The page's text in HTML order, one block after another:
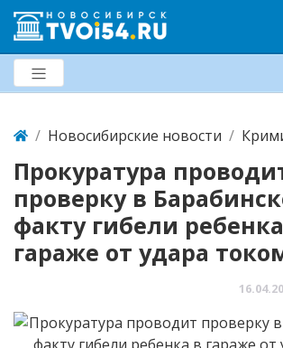
Новосибирские новости
Прокуратура
проверку в
факту гибели
гараже от удара